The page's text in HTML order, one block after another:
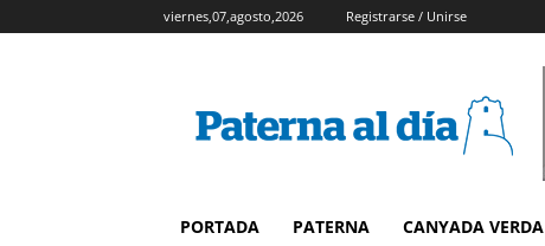
viernes,07,agosto,2026 Registrarse / Unirse
PORTADA PATERNA CANYADA VERDA